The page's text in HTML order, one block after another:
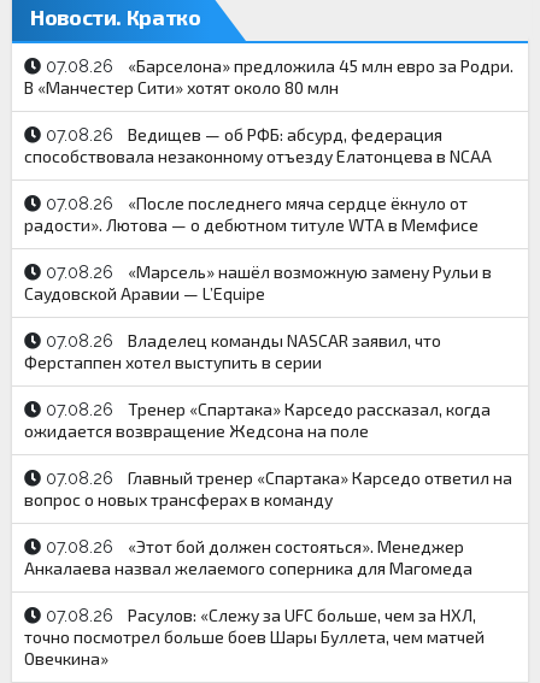
Новости. Кратко
07.08.26
«Барселона» предложила 45 млн евро за Родри.
В «Манчестер Сити» хотят около 80 млн
07.08.26
Ведищев — об РФБ: абсурд, федерация
способствовала незаконному отъезду Елатонцева в NCAA
07.08.26
«После последнего мяча сердце ёкнуло от
радости». Лютова — о дебютном титуле WTA в Мемфисе
07.08.26
«Марсель» нашёл возможную замену Рульи в
Саудовской Аравии — L’Equipe
07.08.26
Владелец команды NASCAR заявил, что
Ферстаппен хотел выступить в серии
07.08.26
Тренер «Спартака» Карседо рассказал, когда
ожидается возвращение Жедсона на поле
07.08.26
Главный тренер «Спартака» Карседо ответил на
вопрос о новых трансферах в команду
07.08.26
«Этот бой должен состояться». Менеджер
Анкалаева назвал желаемого соперника для Магомеда
07.08.26
Расулов: «Слежу за UFC больше, чем за НХЛ,
точно посмотрел больше боев Шары Буллета, чем матчей
Овечкина»